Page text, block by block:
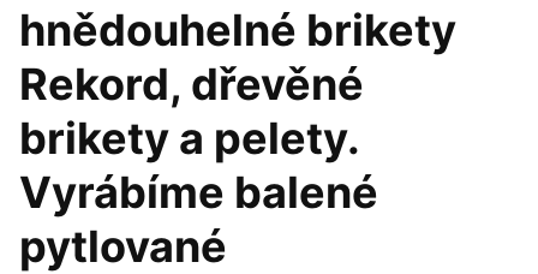
hnědouhelné brikety
Rekord, dřevěné
brikety a pelety.
Vyrábíme balené
pytlované